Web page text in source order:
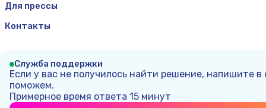
Для прессы
Контакты
Служба поддержки
Если у вас не получилось найти решение, напишите
поможем.
Примерное время ответа 15 минут